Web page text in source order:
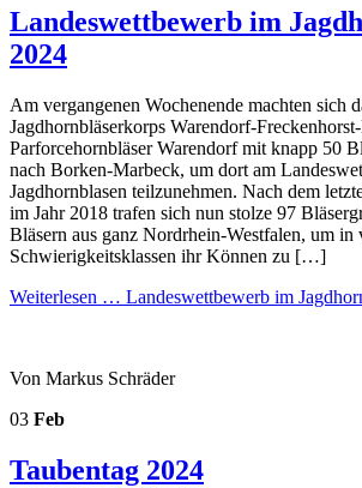
Landeswettbewerb im
2024
Am vergangenen Wochenende machten sich
Jagdhornbläserkorps Warendorf-
Parforcehornbläser Warendorf mit knapp 50
nach Borken-Marbeck, um dort am
Jagdhornblasen teilzunehmen. Nach dem
im Jahr 2018 trafen sich nun stolze 97
Bläsern aus ganz Nordrhein-Westfalen, um in
Schwierigkeitsklassen ihr Können zu […]
Weiterlesen … Landeswettbewerb im
Von Markus Schräder
03 Feb
Taubentag 2024